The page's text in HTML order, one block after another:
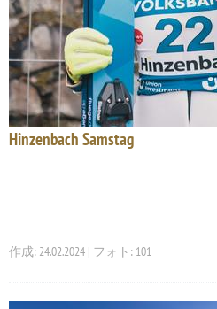
Hinzenbach Samstag
作成: 24.02.2024 | フォト: 101